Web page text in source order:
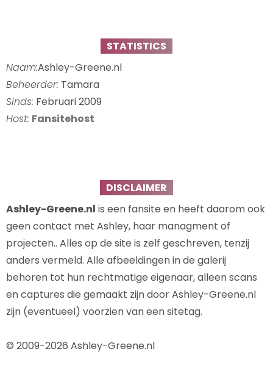
STATISTICS
Naam:Ashley-Greene.nl
Beheerder: Tamara
Sinds: Februari 2009
Host: Fansitehost
DISCLAIMER
Ashley-Greene.nl is een fansite en heeft daarom ook
geen contact met Ashley, haar managment of
projecten.. Alles op de site is zelf geschreven, tenzij
anders vermeld. Alle afbeeldingen in de galerij
behoren tot hun rechtmatige eigenaar, alleen scans
en captures die gemaakt zijn door Ashley-Greene.nl
zijn (eventueel) voorzien van een sitetag.
© 2009-2026 Ashley-Greene.nl